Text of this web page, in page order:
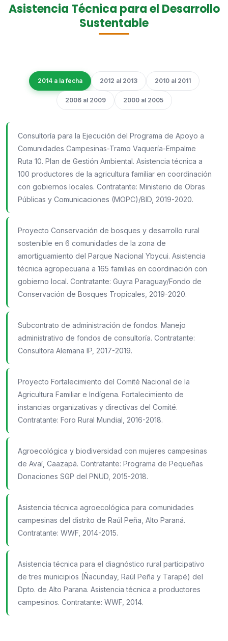
Asistencia Técnica para el Desarrollo
Sustentable
2014 a la fecha 2012 al 2013 2010 al 2011
2006 al 2009 2000 al 2005
Consultoría para la Ejecución del Programa de Apoyo a
Comunidades Campesinas-Tramo Vaquería-Empalme
Ruta 10. Plan de Gestión Ambiental. Asistencia técnica a
100 productores de la agricultura familiar en coordinación
con gobiernos locales. Contratante: Ministerio de Obras
Públicas y Comunicaciones (MOPC)/BID, 2019-2020.
Proyecto Conservación de bosques y desarrollo rural
sostenible en 6 comunidades de la zona de
amortiguamiento del Parque Nacional Ybycui. Asistencia
técnica agropecuaria a 165 familias en coordinación con
gobierno local. Contratante: Guyra Paraguay/Fondo de
Conservación de Bosques Tropicales, 2019-2020.
Subcontrato de administración de fondos. Manejo
administrativo de fondos de consultoría. Contratante:
Consultora Alemana IP, 2017-2019.
Proyecto Fortalecimiento del Comité Nacional de la
Agricultura Familiar e Indígena. Fortalecimiento de
instancias organizativas y directivas del Comité.
Contratante: Foro Rural Mundial, 2016-2018.
Agroecológica y biodiversidad con mujeres campesinas
de Avaí, Caazapá. Contratante: Programa de Pequeñas
Donaciones SGP del PNUD, 2015-2018.
Asistencia técnica agroecológica para comunidades
campesinas del distrito de Raúl Peña, Alto Paraná.
Contratante: WWF, 2014-2015.
Asistencia técnica para el diagnóstico rural participativo
de tres municipios (Ñacunday, Raúl Peña y Tarapé) del
Dpto. de Alto Parana. Asistencia técnica a productores
campesinos. Contratante: WWF, 2014.